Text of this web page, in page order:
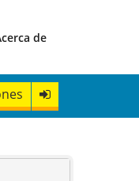
de